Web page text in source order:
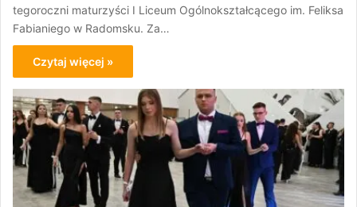
tegoroczni maturzyści I Liceum Ogólnokształcącego im. Feliksa
Fabianiego w Radomsku. Za…
Czytaj więcej »